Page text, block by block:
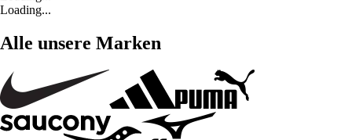
Loading...
Alle unsere Marken